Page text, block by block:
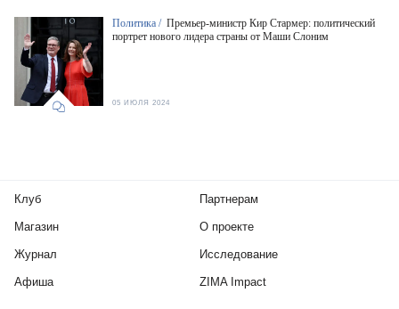
Политика / Премьер-министр Кир Стармер: политический
портрет нового лидера страны от Маши Слоним
05 ИЮЛЯ 2024
Клуб
Магазин
Журнал
Афиша
Партнерам
О проекте
Исследование
ZIMA Impact